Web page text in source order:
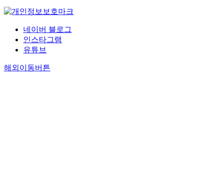
네이버 블로그
인스타그램
유튜브
해외이동버튼